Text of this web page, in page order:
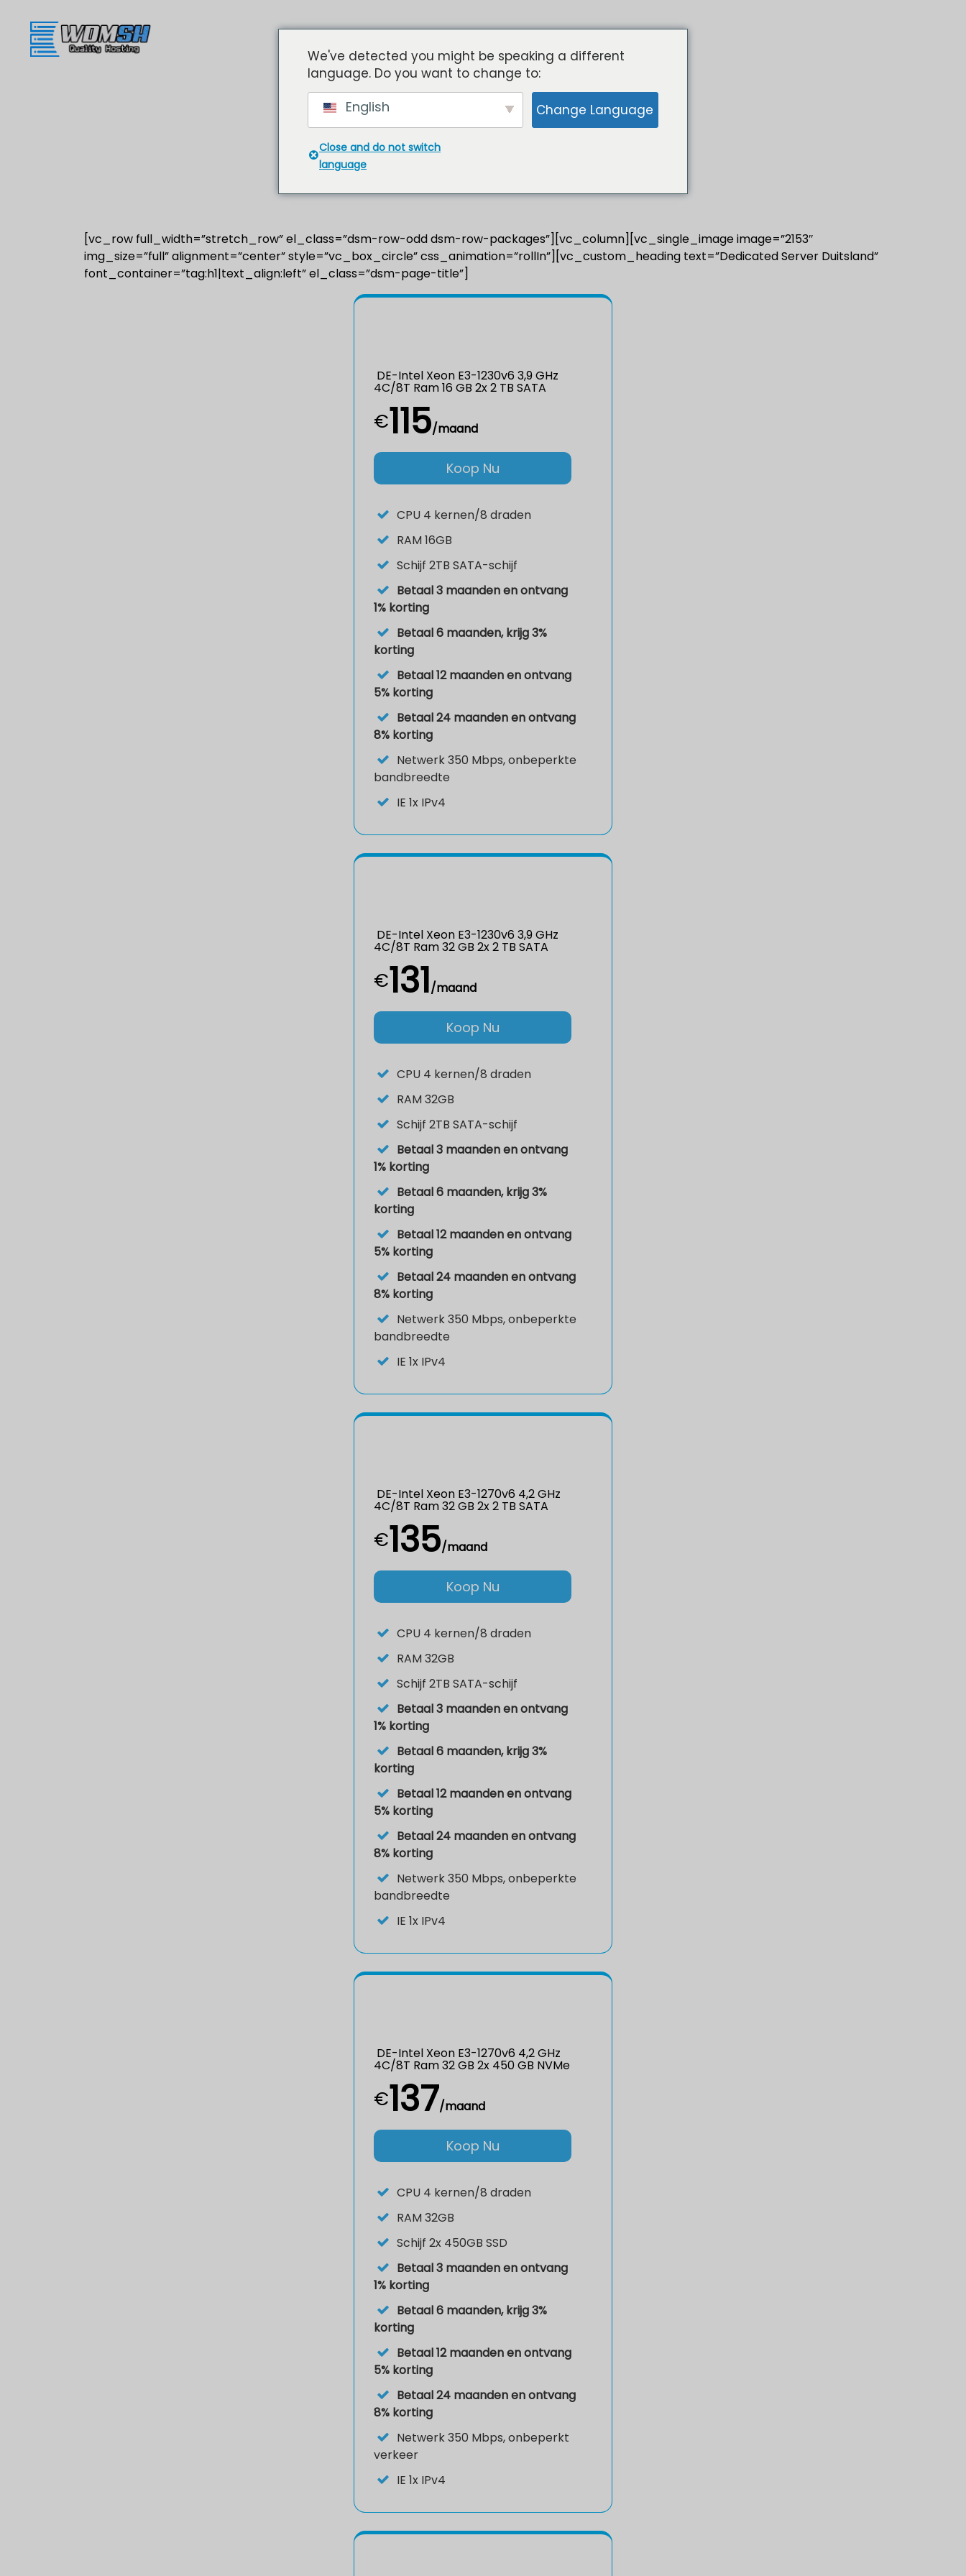
[vc_row full_width=”stretch_row” el_class=”dsm-row-odd dsm-row-packages”][vc_column][vc_single_image image=”2153″
img_size=”full” alignment=”center” style=”vc_box_circle” css_animation=”rollIn”][vc_custom_heading text=”Dedicated Server Duitsland”
font_container=”tag:h1|text_align:left” el_class=”dsm-page-title”]
DE-Intel Xeon E3-1230v6 3,9 GHz
4C/8T Ram 16 GB 2x 2 TB SATA
€115/maand
Koop Nu
CPU 4 kernen/8 draden
RAM 16GB
Schijf 2TB SATA-schijf
Betaal 3 maanden en ontvang
1% korting
Betaal 6 maanden, krijg 3%
korting
Betaal 12 maanden en ontvang
5% korting
Betaal 24 maanden en ontvang
8% korting
Netwerk350 Mbps, onbeperkte
bandbreedte
IE 1x IPv4
DE-Intel Xeon E3-1230v6 3,9 GHz
4C/8T Ram 32 GB 2x 2 TB SATA
€131/maand
Koop Nu
CPU 4 kernen/8 draden
RAM 32GB
Schijf 2TB SATA-schijf
Betaal 3 maanden en ontvang
1% korting
Betaal 6 maanden, krijg 3%
korting
Betaal 12 maanden en ontvang
5% korting
Betaal 24 maanden en ontvang
8% korting
Netwerk350 Mbps, onbeperkte
bandbreedte
IE 1x IPv4
DE-Intel Xeon E3-1270v6 4,2 GHz
4C/8T Ram 32 GB 2x 2 TB SATA
€135/maand
Koop Nu
CPU 4 kernen/8 draden
RAM 32GB
Schijf 2TB SATA-schijf
Betaal 3 maanden en ontvang
1% korting
Betaal 6 maanden, krijg 3%
korting
Betaal 12 maanden en ontvang
5% korting
Betaal 24 maanden en ontvang
8% korting
Netwerk350 Mbps, onbeperkte
bandbreedte
IE 1x IPv4
DE-Intel Xeon E3-1270v6 4,2 GHz
4C/8T Ram 32 GB 2x 450 GB NVMe
€137/maand
Koop Nu
CPU 4 kernen/8 draden
RAM 32GB
Schijf 2x 450GB SSD
Betaal 3 maanden en ontvang
1% korting
Betaal 6 maanden, krijg 3%
korting
Betaal 12 maanden en ontvang
5% korting
Betaal 24 maanden en ontvang
8% korting
Netwerk350 Mbps, onbeperkt
verkeer
IE 1x IPv4
We've detected you might be speaking a different
language. Do you want to change to:
English Change Language
Close and do not switch
language